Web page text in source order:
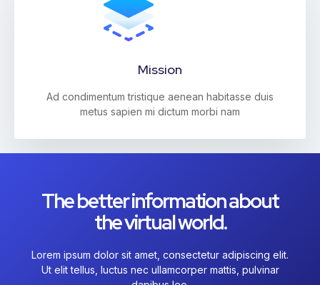
Mission
Ad condimentum tristique aenean habitasse duis
metus sapien mi dictum morbi nam
The better information about
the virtual world.
Lorem ipsum dolor sit amet, consectetur adipiscing elit.
Ut elit tellus, luctus nec ullamcorper mattis, pulvinar